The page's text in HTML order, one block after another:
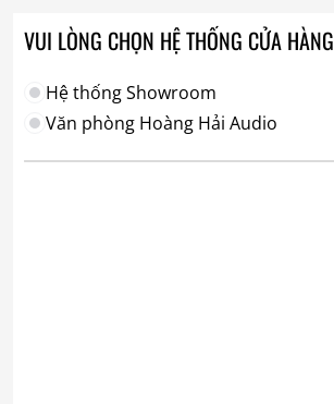
VUI LÒNG CHỌN HỆ THỐNG CỬA HÀNG
Hệ thống Showroom
Văn phòng Hoàng Hải Audio